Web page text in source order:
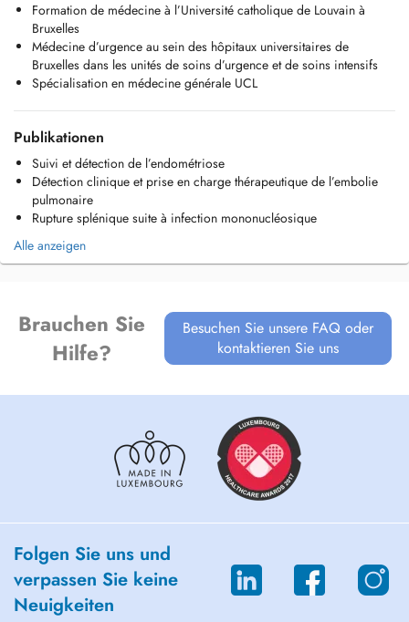
Consultations sur rendez-vous
-Majoration de 8,68 (code CP1, convenance personnelle)
Merci pour votre compréhension
Formation de médecine à l’Université catholique de Louvain à
Bruxelles
Médecine d’urgence au sein des hôpitaux universitaires de
Bruxelles dans les unités de soins d’urgence et de soins intensifs
Spécialisation en médecine générale UCL
Publikationen
Suivi et détection de l’endométriose
Détection clinique et prise en charge thérapeutique de l’embolie
pulmonaire
Rupture splénique suite à infection mononucléosique
Alle anzeigen
Brauchen Sie
Hilfe?
Besuchen Sie unsere FAQ oder
kontaktieren Sie uns
Folgen Sie uns und
verpassen Sie keine
Neuigkeiten